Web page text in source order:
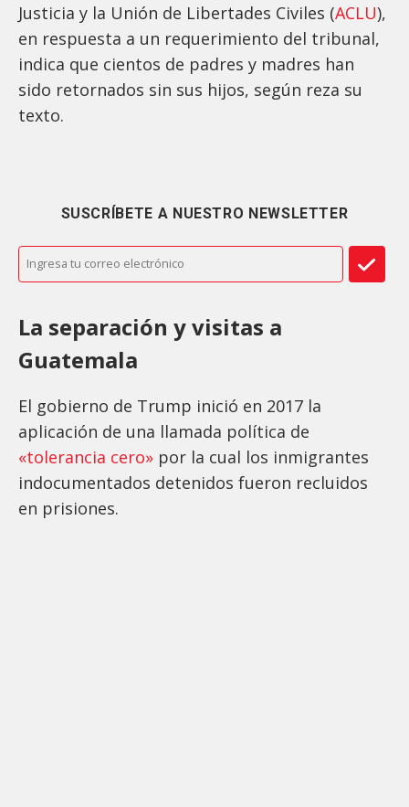
Justicia y la Unión de Libertades Civiles (ACLU),
en respuesta a un requerimiento del tribunal,
indica que cientos de padres y madres han
sido retornados sin sus hijos, según reza su
texto.
SUSCRÍBETE A NUESTRO NEWSLETTER
La separación y visitas a
Guatemala
El gobierno de Trump inició en 2017 la
aplicación de una llamada política de
«tolerancia cero» por la cual los inmigrantes
indocumentados detenidos fueron recluidos
en prisiones.